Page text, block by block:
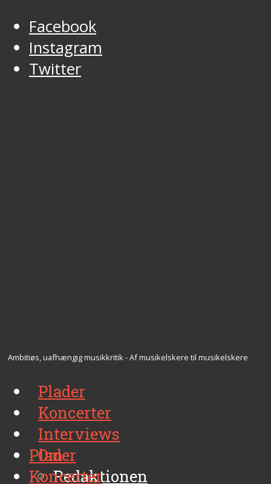
Facebook
Instagram
Twitter
Ambitiøs, uafhængig musikkritik - Af musikelskere til musikelskere
Plader
Koncerter
Interviews
Om
Redaktionen
Plader
Koncerter